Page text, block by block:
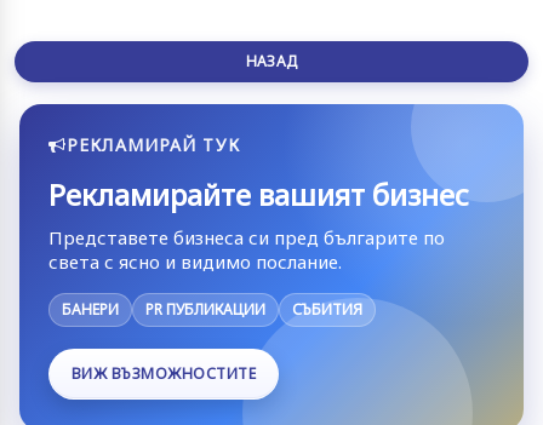
НАЗАД
РЕКЛАМИРАЙ ТУК
Рекламирайте вашият бизнес
Представете бизнеса си пред българите по
света с ясно и видимо послание.
БАНЕРИ PR ПУБЛИКАЦИИ СЪБИТИЯ
ВИЖ ВЪЗМОЖНОСТИТЕ